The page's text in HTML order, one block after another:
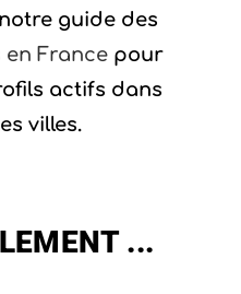
guide des
Francepour
actifs dans
villes.
...